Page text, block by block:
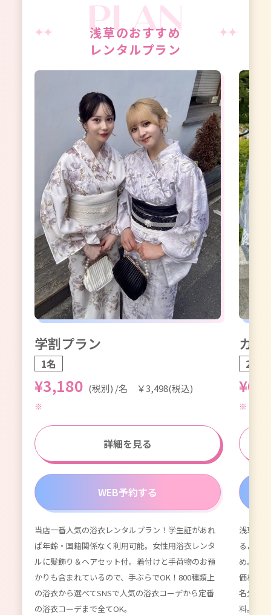
浅草のおすすめ
レンタルプラン
学割プラン
1名
¥3,180 (税別) /名 ￥3,498(税込)
詳細を見る
WEB予約する
当店一番人気の浴衣レンタルプラン！学生証があれ
ば年齢・国籍関係なく利用可能。女性用浴衣レンタ
ルに髪飾り＆ヘアセット付。着付けと手荷物のお預
かりも含まれているので、手ぶらでOK！800種類上
の浴衣から選べてSNSで人気の浴衣コーデから定番
の浴衣コーデまで全てOK。
カッ
2名1
浅草浴
るより
め。数
価格。
名分の
料。か